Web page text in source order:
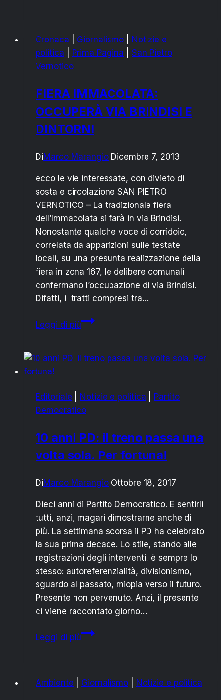
L’ITALIA
E’
FONDATA
SULLO
DEL
Cronaca Giornalismo
Notizie e
politica
Prima Pagina
San Pietro
Vernotico
FIERA IMMACOLATA:
OCCUPERÀ VIA BRINDISI E
DINTORNI
DiMarco Marangio Dicembre 7, 2013
ecco le vie interessate, con divieto di
sosta e circolazione SAN PIETRO
VERNOTICO – La tradizionale fiera
dell’Immacolata si farà in via Brindisi.
Nonostante qualche voce di corridoio,
correlata da apparizioni sulle testate
locali, su una presunta realizzazione della
fiera in zona 167, le delibere comunali
confermano l’occupazione di via Brindisi.
Difatti, i tratti compresi tra…
Leggi di piùFIERA
VIA
DINTORNI
Editoriale Notizie e politica
Partito
Democratico
10 anni PD: il treno passa una
volta sola. Per fortuna!
DiMarco Marangio Ottobre 18, 2017
Dieci anni di Partito Democratico. E sentirli
tutti, anzi, magari dimostrarne anche di
più. La settimana scorsa il PD ha celebrato
la sua prima decade. Lo stile, stando alle
registrazioni degli interventi, è sempre lo
stesso: autoreferenzialità, divisionismo,
sguardo al passato, miopia verso il futuro.
Presente non pervenuto. Anzi, il presente
ci viene raccontato giorno…
Leggi di più10
treno
Ambiente Giornalismo Notizie e politica